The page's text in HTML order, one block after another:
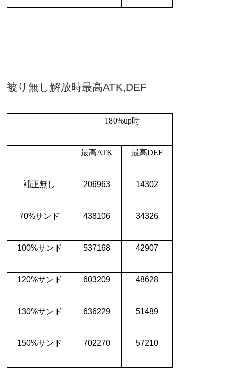
被り無し解放時最高ATK,DEF
180%up時
最高ATK 最高DEF
補正無し 206963 14302
70%サンド 438106 34326
100%サンド 537168 42907
120%サンド 603209 48628
130%サンド 636229 51489
150%サンド 702270 57210